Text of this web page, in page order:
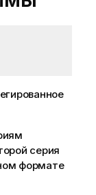
серия
формате